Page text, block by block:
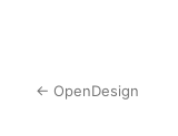
← OpenDesign